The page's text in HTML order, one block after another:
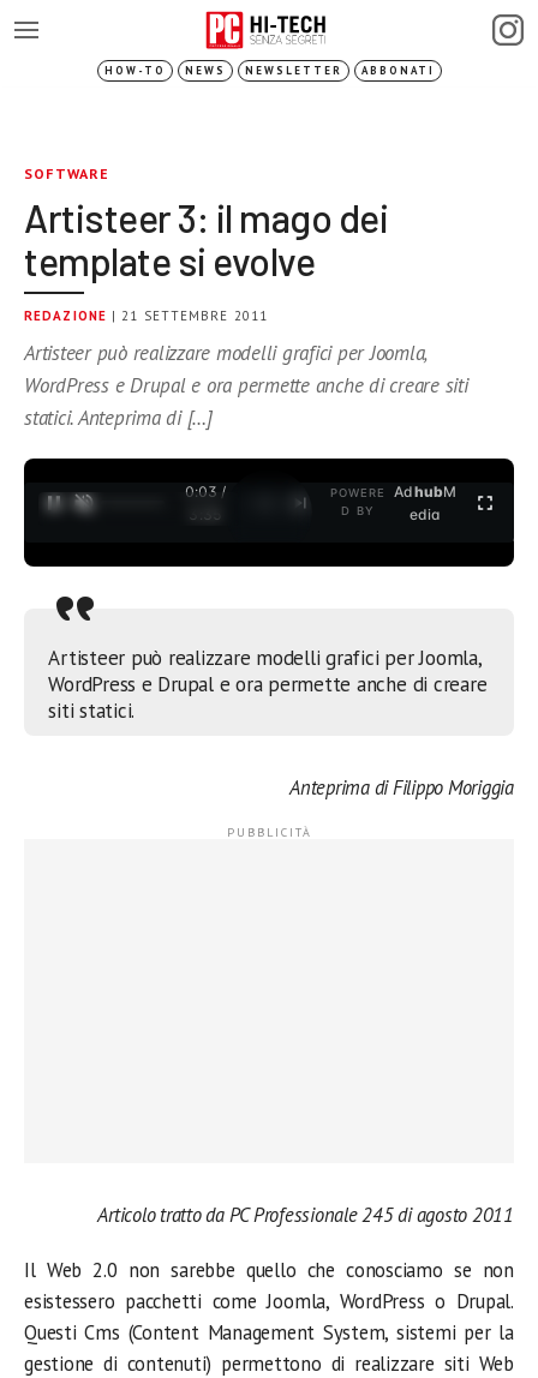
HOW-TO NEWS NEWSLETTER ABBONATI
SOFTWARE
Artisteer 3: il mago dei
template si evolve
REDAZIONE | 21 SETTEMBRE 2011
Artisteer può realizzare modelli grafici per Joomla,
WordPress e Drupal e ora permette anche di creare siti
statici. Anteprima di […]
0:04 /
3:35
POWERE
D BY
AdhubM
edia
Artisteer può realizzare modelli grafici per Joomla,
WordPress e Drupal e ora permette anche di creare
siti statici.
Anteprima di Filippo Moriggia
Articolo tratto da PC Professionale 245 di agosto 2011
Il Web 2.0 non sarebbe quello che conosciamo se non
esistessero pacchetti come Joomla, WordPress o Drupal.
Questi Cms (Content Management System, sistemi per la
gestione di contenuti) permettono di realizzare siti Web